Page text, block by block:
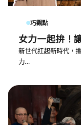
巧觀點
女力一起拚！
新世代扛起新時代，
力…